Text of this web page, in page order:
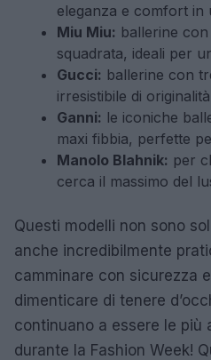
eleganza e comfort
Miu Miu: ballerine
squadrata, ideali per
Gucci: ballerine con
irresistibile di
Ganni: le iconiche
maxi fibbia, perfette
Manolo Blahnik: per
cerca il massimo del
Questi modelli non sono
anche incredibilmente
camminare con sicurezza
dimenticare di tenere
continuano a essere le più
durante la Fashion Week!